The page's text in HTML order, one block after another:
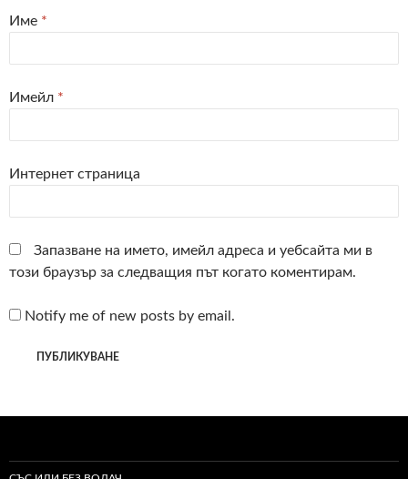
Име *
Имейл *
Интернет страница
Запазване на името, имейл адреса и уебсайта ми в
този браузър за следващия път когато коментирам.
Notify me of new posts by email.